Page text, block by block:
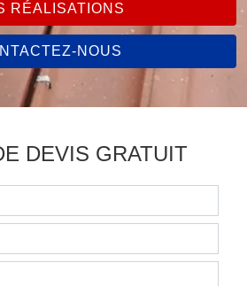
RÉALISATIONS
NOUS
DEVIS GRATUIT